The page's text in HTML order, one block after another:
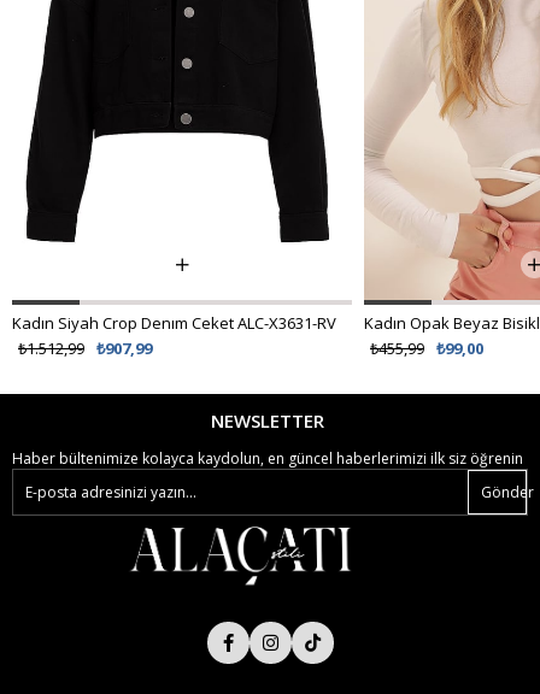
Kadın Siyah Crop Denım Ceket ALC-X3631-RV
₺907,99
₺1.512,99 ₺99,00
₺455,99
NEWSLETTER
Haber bültenimize kolayca kaydolun, en güncel haberlerimizi ilk siz öğrenin
Gönder